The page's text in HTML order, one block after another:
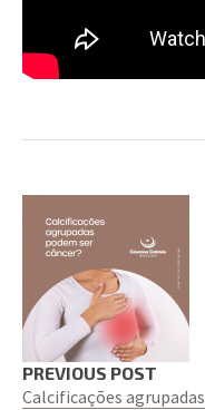
PREVIOUS POST
Calcificações agrupadas